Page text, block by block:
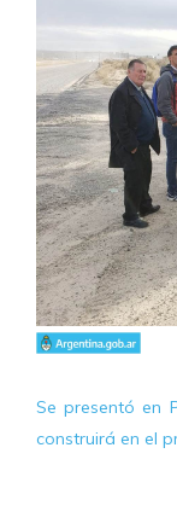
Se presentó en
construirá en el